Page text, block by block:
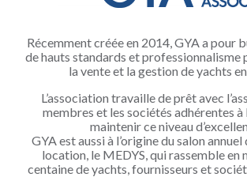
Récemment créée en 2014, GYA a pour
de hauts standards et professionnalisme
la vente et la gestion de yachts
L’association travaille de prêt avec
membres et les sociétés adhérentes
maintenir ce niveau
GYA est aussi à l’origine du salon annuel
location, le MEDYS, qui rassemble en
centaine de yachts, fournisseurs et